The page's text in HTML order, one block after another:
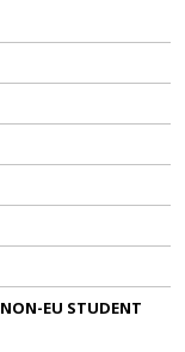
EU STUDENT